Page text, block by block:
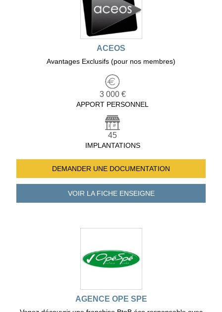
ACEOS
Avantages Exclusifs (pour nos membres)
3 000 €
APPORT PERSONNEL
45
IMPLANTATIONS
DEMANDER UNE DOCUMENTATION
VOIR LA FICHEENSEIGNE
AGENCE OPE SPE